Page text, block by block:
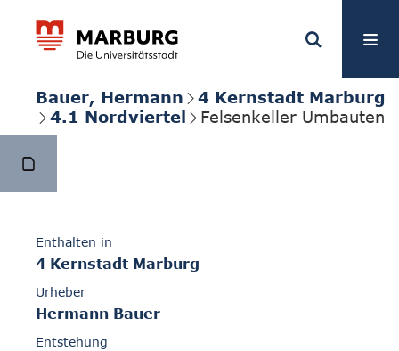
Bauer, Hermann
4 Kernstadt Marburg
4.1 Nordviertel
Felsenkeller Umbauten
Enthalten in
4 Kernstadt Marburg
Urheber
Hermann Bauer
Entstehung